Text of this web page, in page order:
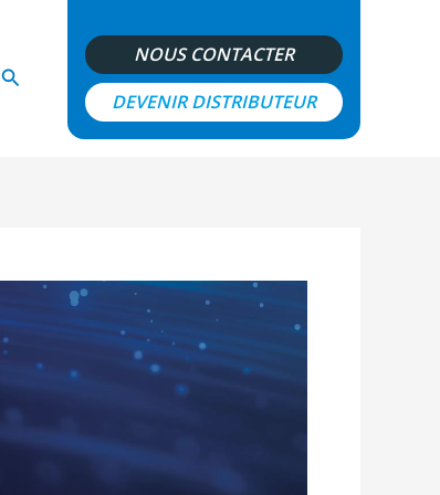
Rechercher
NOUS CONTACTER
DEVENIR DISTRIBUTEUR